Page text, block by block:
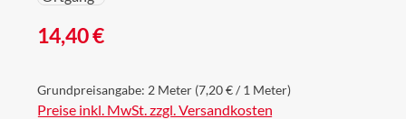
Regulärer Preis:
14,40 €
Grundpreisangabe: 2 Meter (7,20 € / 1 Meter)
Preise inkl. MwSt. zzgl. Versandkosten